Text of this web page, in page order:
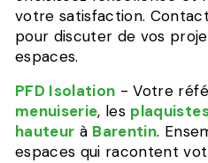
votre satisfaction.
pour discuter de vos
espaces.
PFD Isolation - Votre
menuiserie, les
hauteur à Barentin.
espaces qui racontent